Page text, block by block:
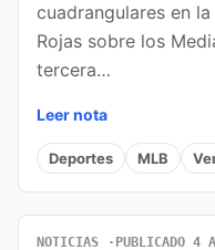
cuadrangulares en
Rojas sobre los
tercera…
Leer nota
Deportes MLB
NOTICIAS PUBLICADO 4